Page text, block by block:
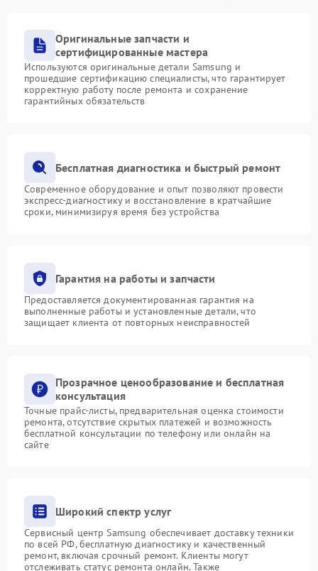
Оригинальные запчасти и
сертифицированные мастера
Используются оригинальные детали Samsung и
прошедшие сертификацию специалисты, что гарантирует
корректную работу после ремонта и сохранение
гарантийных обязательств
Бесплатная диагностика и быстрый ремонт
Современное оборудование и опыт позволяют провести
экспресс-диагностику и восстановление в кратчайшие
сроки, минимизируя время без устройства
Гарантия на работы и запчасти
Предоставляется документированная гарантия на
выполненные работы и установленные детали, что
защищает клиента от повторных неисправностей
Прозрачное ценообразование и бесплатная
консультация
Точные прайс-листы, предварительная оценка стоимости
ремонта, отсутствие скрытых платежей и возможность
бесплатной консультации по телефону или онлайн на
сайте
Широкий спектр услуг
Сервисный центр Samsung обеспечивает доставку техники
по всей РФ, бесплатную диагностику и качественный
ремонт, включая срочный ремонт. Клиенты могут
отслеживать статус ремонта онлайн. Также